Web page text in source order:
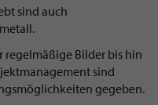
sind auch
regelmäßige Bilder bis hin
sind
gegeben.